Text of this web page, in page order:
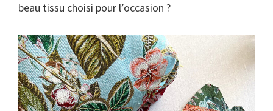
beau tissu choisi pour l’occasion ?